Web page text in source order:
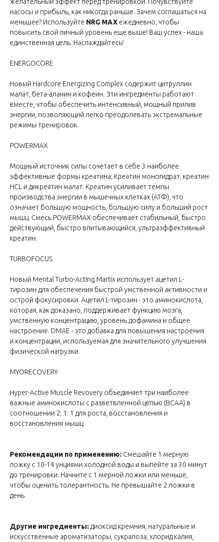
насосы и прибыль, как никогда раньше. Зачем соглашаться на
меньшее? Используйте NRG MAX ежедневно, чтобы
повысить свой личный уровень еще выше! Ваш успех - наша
единственная цель. Наслаждайтесь!
ENERGOCORE
Новый Hardcore Energizing Complex содержит цитруллин
малат, бета-аланин и кофеин. Эти ингредиенты работают
вместе, чтобы обеспечить интенсивный, мощный прилив
энергии, позволяющий легко преодолевать экстремальные
режимы тренировок.
POWERMAX
Мощный источник силы сочетает в себе 3 наиболее
эффективные формы креатина; Креатин моногидрат, креатин
HCL и дикреатин малат. Креатин усиливает темпы
производства энергии в мышечных клетках (АТФ), что
означает большую мощность, большую силу и больший рост
мышц. Смесь POWERMAX обеспечивает стабильный, быстро
действующий, быстро впитывающийся, ультраэффективный
креатин.
TURBOFOCUS
Новый Mental Turbo-Acting Martix использует ацетил L-
тирозин для обеспечения быстрой умственной активности и
острой фокусировки. Ацетил L-тирозин - это аминокислота,
которая, как доказано, поддерживает функцию мозга,
умственную концентрацию, уровень дофамина и общее
настроение. DMAE - это добавка для повышения настроения
и концентрации, используемая для значительного улучшения
физической нагрузки.
MYORECOVERY
Hyper-Active Muscle Revovery объединяет три наиболее
важные аминокислоты с разветвленной цепью (BCAA) в
соотношении 2: 1: 1 для роста, восстановления и
восстановления мышц.
Рекомендации по применению: Смешайте 1 мерную
ложку с 10-14 унциями холодной воды и выпейте за 30 минут
до тренировки. Начните с 1 мерной ложки или меньше,
чтобы оценить толерантность. Не превышайте 2 ложки в
день.
Другие ингредиенты: диоксид кремния, натуральные и
искусственные ароматизаторы, сукралоза, хлорид калия,